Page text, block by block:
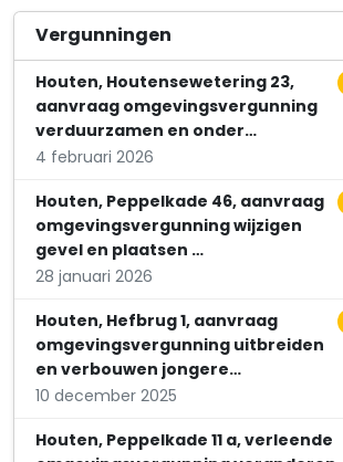
RegioSafe Fire & Rescue B.V.
Elzenkade 4 a
Vergunningen
Houten, Houtensewetering 23,
aanvraag omgevingsvergunning
verduurzamen en onder…
4 februari 2026
Houten, Peppelkade 46, aanvraag
omgevingsvergunning wijzigen
gevel en plaatsen …
28 januari 2026
Houten, Hefbrug 1, aanvraag
omgevingsvergunning uitbreiden
en verbouwen jongere…
10 december 2025
Houten, Peppelkade 11 a, verleende